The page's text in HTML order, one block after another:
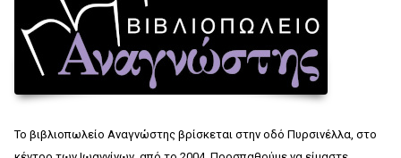
Το βιβλιοπωλείο Αναγνώστης βρίσκεται στην οδό Πυρσινέλλα, στο